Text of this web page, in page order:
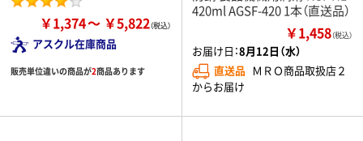
￥1,374 ￥5,822
アスクル在庫商品
販売単位違いの商品が2商品あります
420ml AGSF-420 1本（直送品）
￥1,458（税込）
お届け日：8月12日（水）
直送品 ＭＲＯ商品取扱店２
からお届け